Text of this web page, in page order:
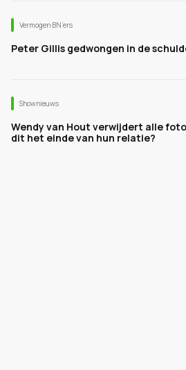
Vermogen BN’ers
Peter Gillis gedwongen in de
Shownieuws
Wendy van Hout verwijdert alle
dit het einde van hun relatie?